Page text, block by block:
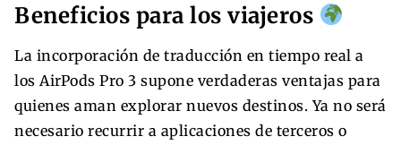
Beneficios para los viajeros
La incorporación de traducción en tiempo real a
los AirPods Pro 3 supone verdaderas ventajas para
quienes aman explorar nuevos destinos. Ya no será
necesario recurrir a aplicaciones de terceros o